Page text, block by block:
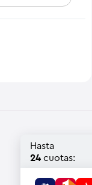
Hasta
24 cuotas: